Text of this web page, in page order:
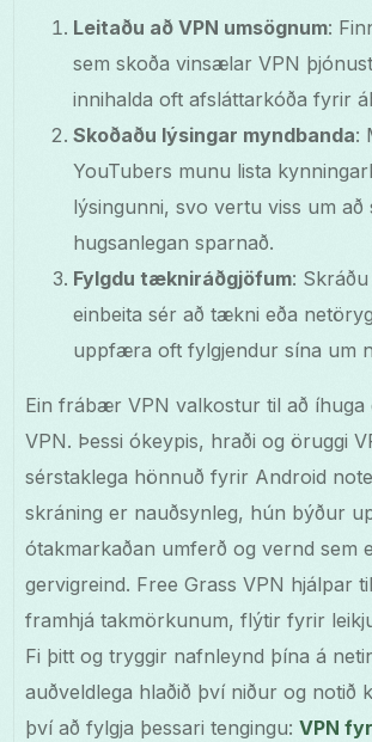
Leitaðu að VPN umsögnum:
sem skoða vinsælar VPN
innihalda oft afsláttarkóða fyrir
Skoðaðu lýsingar myndbanda:
YouTubers munu lista
lýsingunni, svo vertu viss um
hugsanlegan sparnað.
Fylgdu tækniráðgjöfum:
einbeita sér að tækni eða
uppfæra oft fylgjendur sína um
Ein frábær VPN valkostur til að íhuga
VPN. Þessi ókeypis, hraði og öruggi
sérstaklega hönnuð fyrir Android
skráning er nauðsynleg, hún býður
ótakmarkaðan umferð og vernd sem
gervigreind. Free Grass VPN hjálpar
framhjá takmörkunum, flýtir fyrir
Fi þitt og tryggir nafnleynd þína á
auðveldlega hlaðið því niður og notið
því að fylgja þessari tengingu:VPN